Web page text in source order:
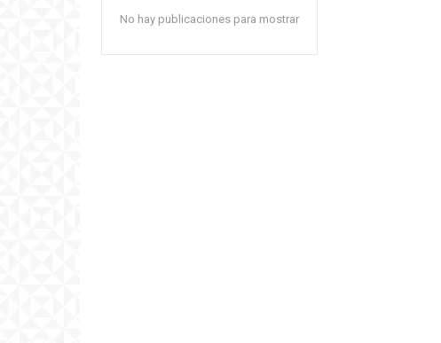
No hay publicaciones para mostrar